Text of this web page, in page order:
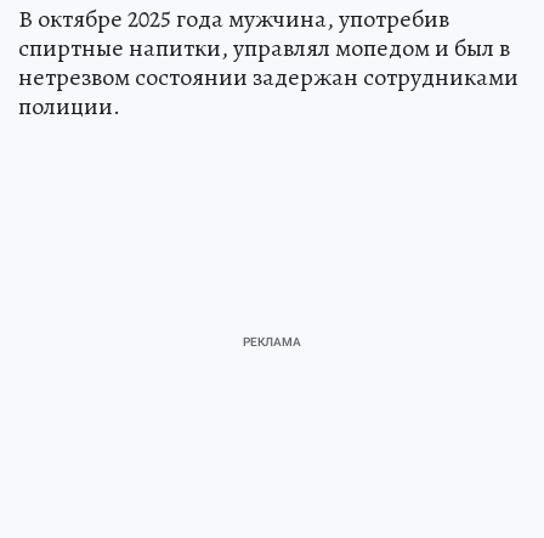
В октябре 2025 года мужчина, употребив
спиртные напитки, управлял мопедом и был в
нетрезвом состоянии задержан сотрудниками
полиции.